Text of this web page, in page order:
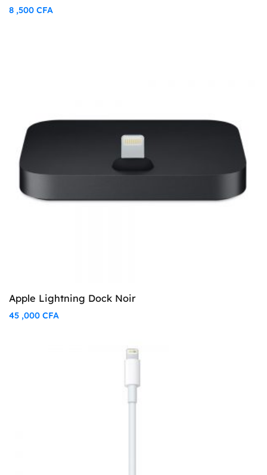
8 ,500 CFA
Apple Lightning Dock Noir
45 ,000 CFA